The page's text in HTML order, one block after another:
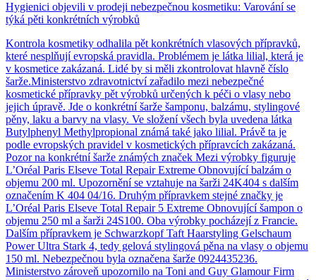
Hygienici objevili v prodeji nebezpečnou kosmetiku: Varování se
týká pěti konkrétních výrobků
Kontrola kosmetiky odhalila pět konkrétních vlasových přípravků,
které nesplňují evropská pravidla. Problémem je látka lilial, která je
v kosmetice zakázaná. Lidé by si měli zkontrolovat hlavně číslo
šarže.Ministerstvo zdravotnictví zařadilo mezi nebezpečné
kosmetické přípravky pět výrobků určených k péči o vlasy nebo
jejich úpravě. Jde o konkrétní šarže šamponu, balzámu, stylingové
pěny, laku a barvy na vlasy. Ve složení všech byla uvedena látka
Butylphenyl Methylpropional známá také jako lilial. Právě ta je
podle evropských pravidel v kosmetických přípravcích zakázaná.
Pozor na konkrétní šarže známých značek Mezi výrobky figuruje
L’Oréal Paris Elseve Total Repair Extreme Obnovující balzám o
objemu 200 ml. Upozornění se vztahuje na šarži 24K404 s dalším
označením K 404 04/16. Druhým přípravkem stejné značky je
L’Oréal Paris Elseve Total Repair 5 Extreme Obnovující šampon o
objemu 250 ml a šarži 24S100. Oba výrobky pocházejí z Francie.
Dalším přípravkem je Schwarzkopf Taft Haarstyling Gelschaum
Power Ultra Stark 4, tedy gelová stylingová pěna na vlasy o objemu
150 ml. Nebezpečnou byla označena šarže 0924435236.
Ministerstvo zároveň upozornilo na Toni and Guy Glamour Firm